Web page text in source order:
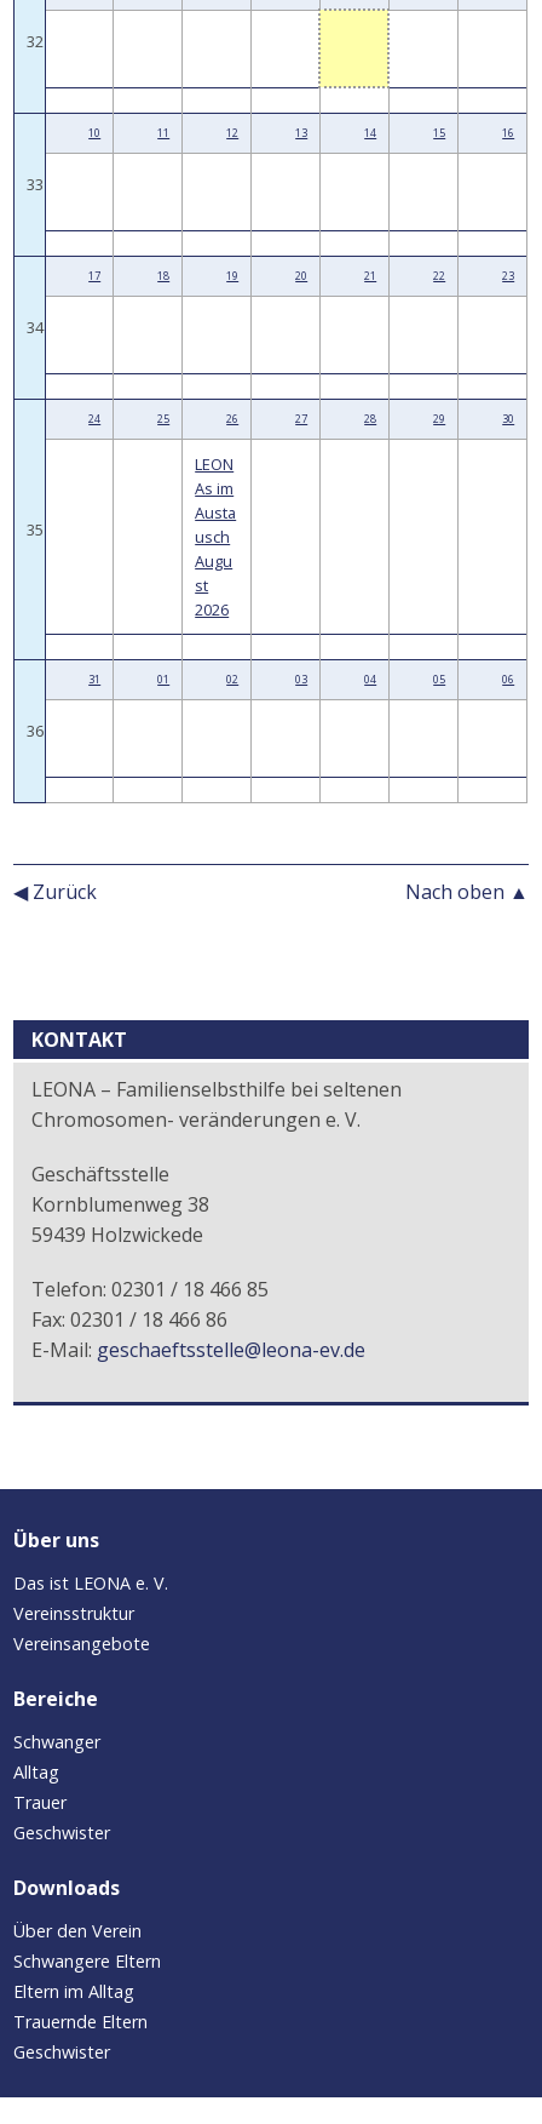
32
33
10 11 12 13 14 15 16
34
17 18 19 20 21 22 23
35
24 25 26 27 28 29 30
LEON
As im
Austa
usch
Augu
st
2026
36
31 01 02 03 04 05 06
◀ Zurück Nach oben ▲
Kontext
KONTAKT
LEONA – Familienselbsthilfe bei seltenen
Chromosomen- veränderungen e. V.
Geschäftsstelle
Kornblumenweg 38
59439 Holzwickede
Telefon: 02301 / 18 466 85
Fax: 02301 / 18 466 86
E-Mail: geschaeftsstelle@leona-ev.de
Über uns
Das ist LEONA e. V.
Vereinsstruktur
Vereinsangebote
Bereiche
Schwanger
Alltag
Trauer
Geschwister
Downloads
Über den Verein
Schwangere Eltern
Eltern im Alltag
Trauernde Eltern
Geschwister